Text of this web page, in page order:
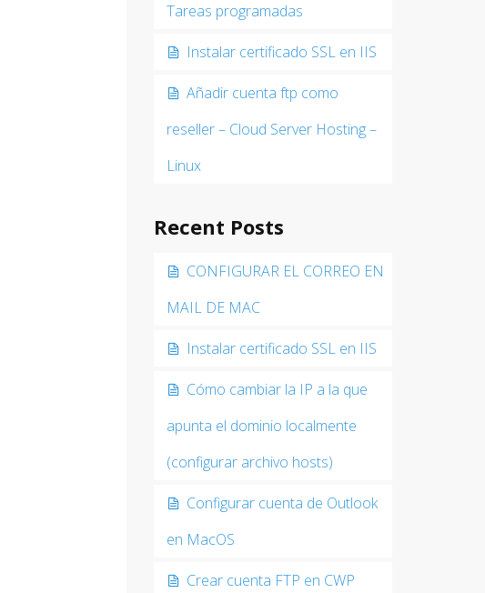
Tareas programadas
Instalar certificado SSL en IIS
Añadir cuenta ftp como
reseller – Cloud Server Hosting –
Linux
Recent Posts
CONFIGURAR EL CORREO EN
MAIL DE MAC
Instalar certificado SSL en IIS
Cómo cambiar la IP a la que
apunta el dominio localmente
(configurar archivo hosts)
Configurar cuenta de Outlook
en MacOS
Crear cuenta FTP en CWP